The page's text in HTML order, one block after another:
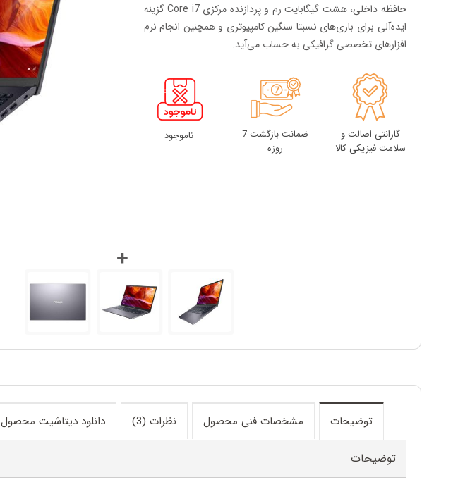
حافظه داخلی، هشت گیگابایت رم و پردازنده مرکزی Core i7 گزینه
ایده‌آلی برای بازی‌های نسبتا سنگین کامپیوتری و همچنین انجام نرم
افزار‌های تخصصی گرافیکی به حساب می‌آید.
گارانتی اصالت و
سلامت فیزیکی کالا
ضمانت بازگشت 7
روزه
ناموجود
توضیحات مشخصات فنی محصول نظرات (3) دانلود دیتاشیت محصول
توضیحات